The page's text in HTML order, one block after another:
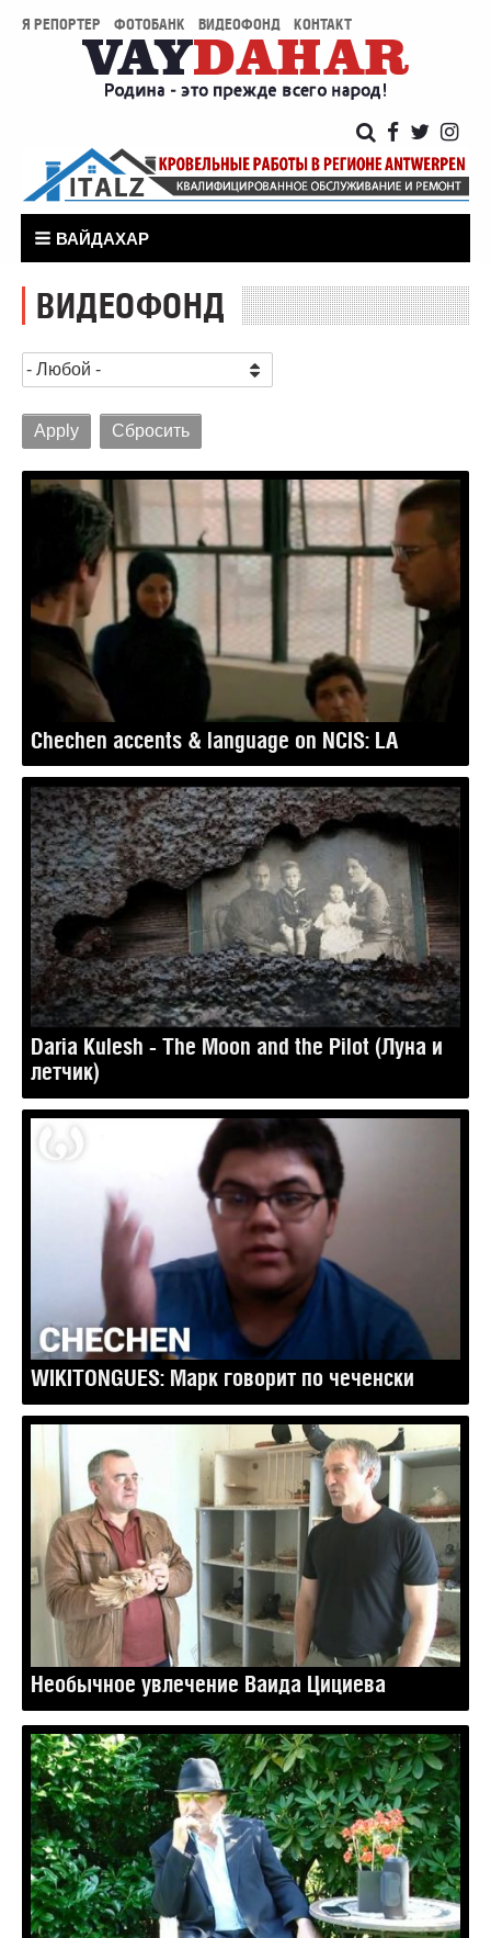
Я РЕПОРТЕР ФОТОБАНК ВИДЕОФОНД КОНТАКТ
ВАЙДАХАР
ВИДЕОФОНД
Chechen accents & language on NCIS: LA
Daria Kulesh - The Moon and the Pilot (Луна и
летчик)
WIKITONGUES: Марк говорит по чеченски
Необычное увлечение Ваида Цициева